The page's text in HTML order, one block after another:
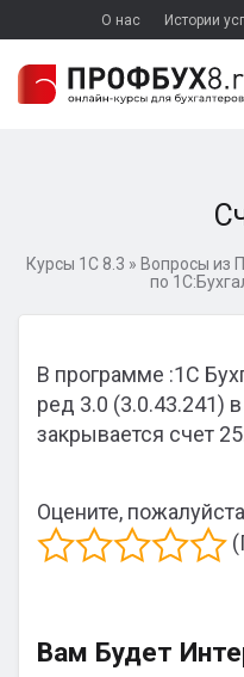
О нас Истории
Курсы 1С 8.3 » Вопросы из
по
В программе :1С
ред 3.0 (3.0.43.241)
закрывается счет
Оцените,
Вам Будет